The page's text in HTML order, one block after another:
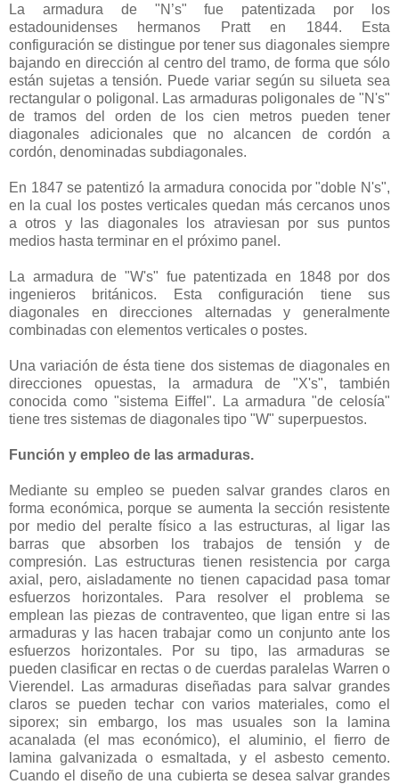
La armadura de "N’s" fue patentizada por los
estadounidenses hermanos Pratt en 1844. Esta
configuración se distingue por tener sus diagonales siempre
bajando en dirección al centro del tramo, de forma que sólo
están sujetas a tensión. Puede variar según su silueta sea
rectangular o poligonal. Las armaduras poligonales de "N's"
de tramos del orden de los cien metros pueden tener
diagonales adicionales que no alcancen de cordón a
cordón, denominadas subdiagonales.
En 1847 se patentizó la armadura conocida por "doble N's",
en la cual los postes verticales quedan más cercanos unos
a otros y las diagonales los atraviesan por sus puntos
medios hasta terminar en el próximo panel.
La armadura de "W's" fue patentizada en 1848 por dos
ingenieros británicos. Esta configuración tiene sus
diagonales en direcciones alternadas y generalmente
combinadas con elementos verticales o postes.
Una variación de ésta tiene dos sistemas de diagonales en
direcciones opuestas, la armadura de "X's", también
conocida como "sistema Eiffel". La armadura "de celosía"
tiene tres sistemas de diagonales tipo "W" superpuestos.
Función y empleo de las armaduras.
Mediante su empleo se pueden salvar grandes claros en
forma económica, porque se aumenta la sección resistente
por medio del peralte físico a las estructuras, al ligar las
barras que absorben los trabajos de tensión y de
compresión. Las estructuras tienen resistencia por carga
axial, pero, aisladamente no tienen capacidad pasa tomar
esfuerzos horizontales. Para resolver el problema se
emplean las piezas de contraventeo, que ligan entre si las
armaduras y las hacen trabajar como un conjunto ante los
esfuerzos horizontales. Por su tipo, las armaduras se
pueden clasificar en rectas o de cuerdas paralelas Warren o
Vierendel. Las armaduras diseñadas para salvar grandes
claros se pueden techar con varios materiales, como el
siporex; sin embargo, los mas usuales son la lamina
acanalada (el mas económico), el aluminio, el fierro de
lamina galvanizada o esmaltada, y el asbesto cemento.
Cuando el diseño de una cubierta se desea salvar grandes